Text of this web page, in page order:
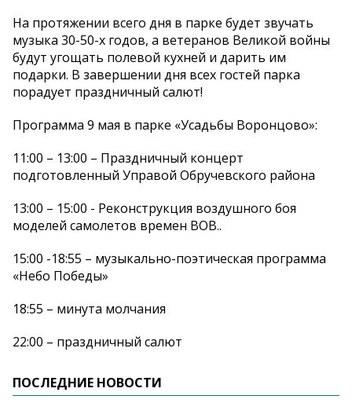
На протяжении всего дня в парке будет звучать
музыка 30-50-х годов, а ветеранов Великой войны
будут угощать полевой кухней и дарить им
подарки. В завершении дня всех гостей парка
порадует праздничный салют!
Программа 9 мая в парке «Усадьбы Воронцово»:
11:00 – 13:00 – Праздничный концерт
подготовленный Управой Обручевского района
13:00 – 15:00 - Реконструкция воздушного боя
моделей самолетов времен ВОВ..
15:00 -18:55 – музыкально-поэтическая программа
«Небо Победы»
18:55 – минута молчания
22:00 – праздничный салют
ПОСЛЕДНИЕ НОВОСТИ